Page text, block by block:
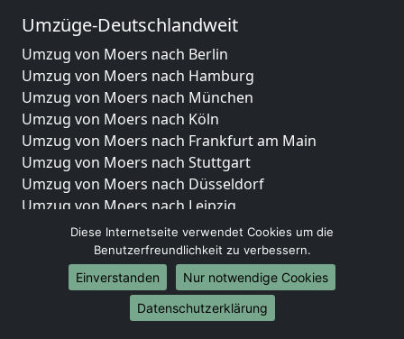
Umzüge-Deutschlandweit
Umzug von Moers nach Berlin
Umzug von Moers nach Hamburg
Umzug von Moers nach München
Umzug von Moers nach Köln
Umzug von Moers nach Frankfurt am Main
Umzug von Moers nach Stuttgart
Umzug von Moers nach Düsseldorf
Umzug von Moers nach Leipzig
Umzug von Moers nach Dortmund
Umzug von Moers nach Essen
Umzug von Moers nach Bremen
Umzug von Moers nach Dresden
Umzug von Moers nach Hannover
Diese Internetseite verwendet Cookies um die
Benutzerfreundlichkeit zu verbessern.
Einverstanden
Nur notwendige Cookies
Datenschutzerklärung